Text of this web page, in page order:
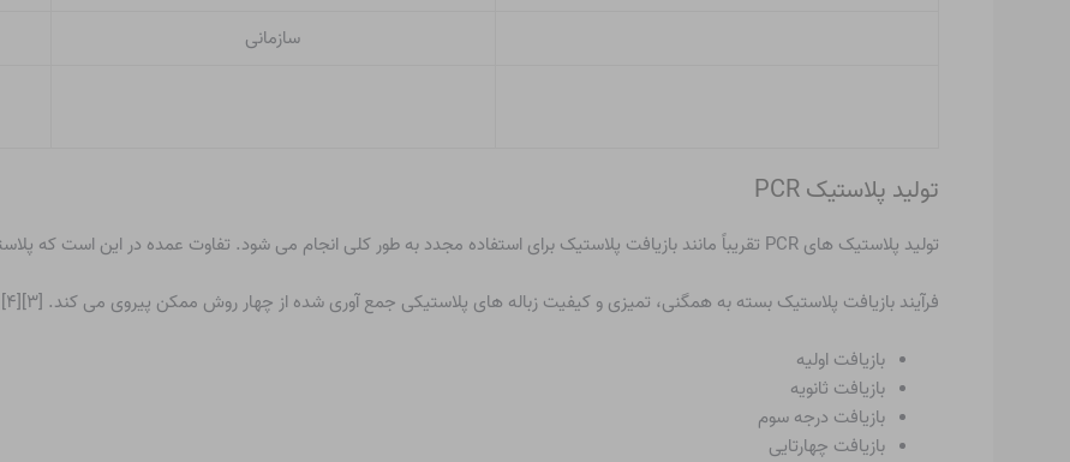
سازمانی
تولید پلاستیک PCR
تولید پلاستیک های PCR تقریباً مانند بازیافت پلاستیک برای استفاده مجدد به طور کلی انجام می شود. تفاوت عمده در این است که پلاستیک بازیافتی از کجا می آید.
فرآیند بازیافت پلاستیک بسته به همگنی، تمیزی و کیفیت زباله های پلاستیکی جمع آوری شده از چهار روش ممکن پیروی می کند. [۳][۴]:
بازیافت اولیه
بازیافت ثانویه
بازیافت درجه سوم
بازیافت چهارتایی